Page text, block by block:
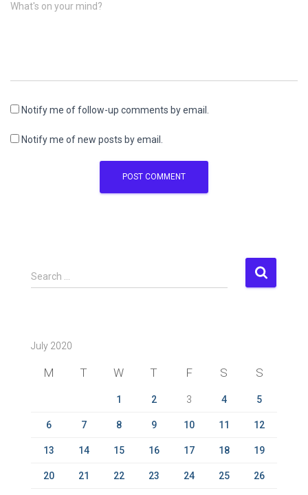
What's on your mind?
Notify me of follow-up comments by email.
Notify me of new posts by email.
S
e
h
Search …
July 2020
M T W T F S S
1 2 3 4 5
6 7 8 9 10 11 12
13 14 15 16 17 18 19
20 21 22 23 24 25 26